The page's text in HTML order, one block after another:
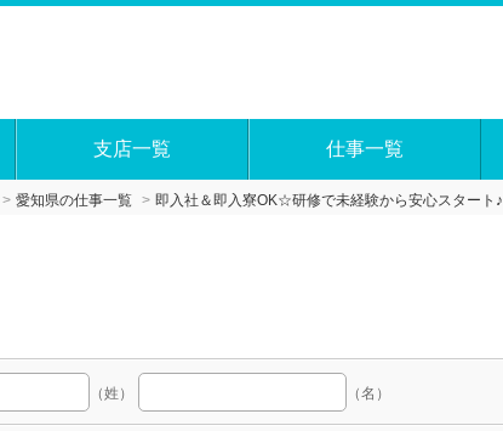
支店一覧 仕事一覧
愛知県の仕事一覧 即入社＆即入寮OK☆研修で未経験から安心スタート♪
（姓） （名）